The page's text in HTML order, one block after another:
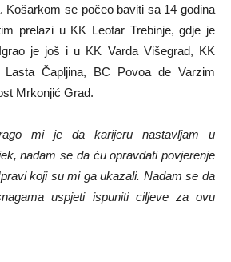
Košarkom se počeo baviti sa 14 godina
prelazi u KK Leotar Trebinje, gdje je
je još i u KK Varda Višegrad, KK
Lasta Čapljina, BC Povoa de Varzim
Mrkonjić Grad.
mi je da karijeru nastavljam u
nadam se da ću opravdati povjerenje
koji su mi ga ukazali. Nadam se da
uspjeti ispuniti ciljeve za ovu